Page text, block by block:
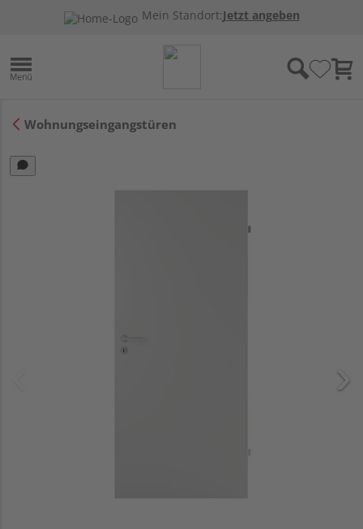
Mein Standort:Jetzt angeben
Wohnungseingangstüren